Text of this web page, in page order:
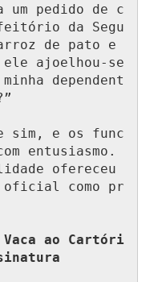
um pedido de c
da Segu
de pato e
ele ajoelhou-se
dependent
sim, e os func
entusiasmo.
ofereceu
oficial como pr
Vaca ao Cartóri